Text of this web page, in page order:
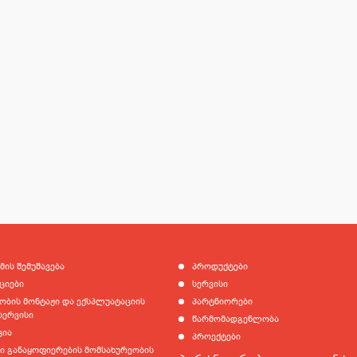
შემუშავება
მონტაჟი და ექსპლუატაციის
განაყოფიერების მომსახურეობის
პროდუქტები
სერვისი
პარტნიორები
წარმომადგენლობა
პროექტები